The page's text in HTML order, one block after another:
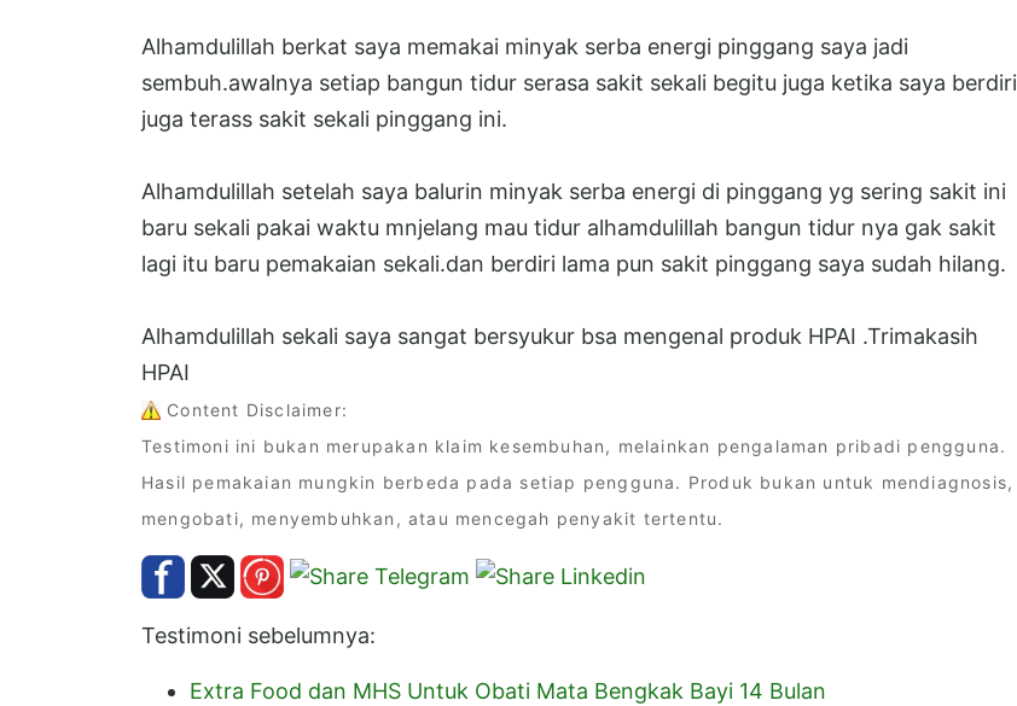
Alhamdulillah berkat saya memakai minyak serba energi pinggang saya jadi
sembuh.awalnya setiap bangun tidur serasa sakit sekali begitu juga ketika saya berdiri
juga terass sakit sekali pinggang ini.
Alhamdulillah setelah saya balurin minyak serba energi di pinggang yg sering sakit ini
baru sekali pakai waktu mnjelang mau tidur alhamdulillah bangun tidur nya gak sakit
lagi itu baru pemakaian sekali.dan berdiri lama pun sakit pinggang saya sudah hilang.
Alhamdulillah sekali saya sangat bersyukur bsa mengenal produk HPAI .Trimakasih
HPAI
Content Disclaimer:
Testimoni ini bukan merupakan klaim kesembuhan, melainkan pengalaman pribadi pengguna.
Hasil pemakaian mungkin berbeda pada setiap pengguna. Produk bukan untuk mendiagnosis,
mengobati, menyembuhkan, atau mencegah penyakit tertentu.
Testimoni sebelumnya:
Extra Food dan MHS Untuk Obati Mata Bengkak Bayi 14 Bulan